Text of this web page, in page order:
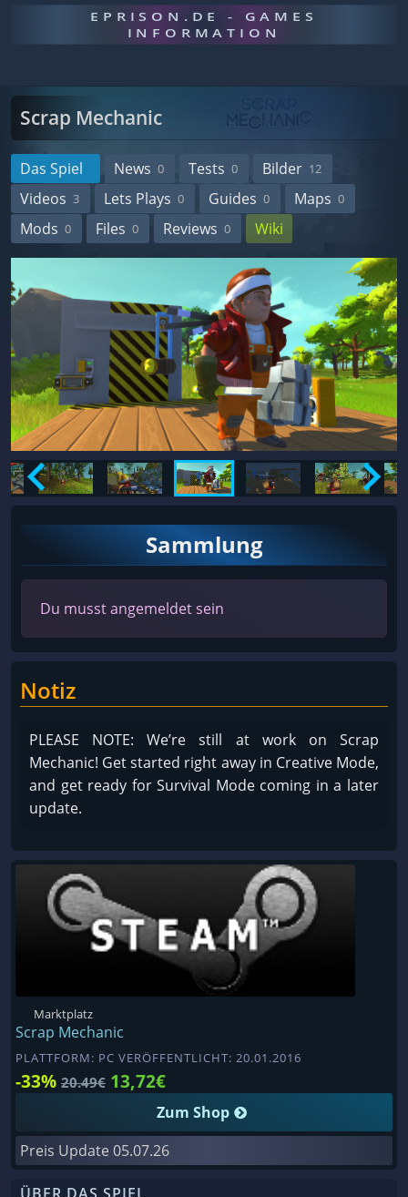
EPRISON.DE - GAMES
INFORMATION
Scrap Mechanic
Das Spiel News 0 Tests 0 Bilder 12
Videos 3 Lets Plays 0 Guides 0 Maps 0
Mods 0 Files 0 Reviews 0 Wiki
Sammlung
Du musst angemeldet sein
Notiz
PLEASE NOTE: We’re still at work on Scrap
Mechanic! Get started right away in Creative Mode,
and get ready for Survival Mode coming in a later
update.
Marktplatz
Scrap Mechanic
PLATTFORM: PC VERÖFFENTLICHT: 20.01.2016
-33% 20.49€ 13,72€
Zum Shop
Preis Update 05.07.26